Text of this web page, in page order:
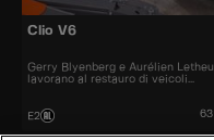
Clio V6
Gerry Blyenberg e Aurélien
lavorano al restauro di veicoli
E2 63